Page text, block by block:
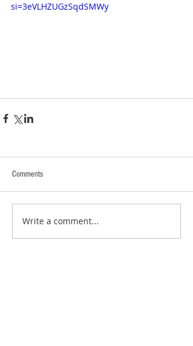
si=3eVLHZUGzSqdSMWy
Comments
Write a comment...